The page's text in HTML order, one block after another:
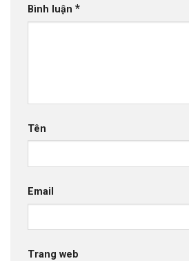
Bình luận *
Tên
Email
Trang web